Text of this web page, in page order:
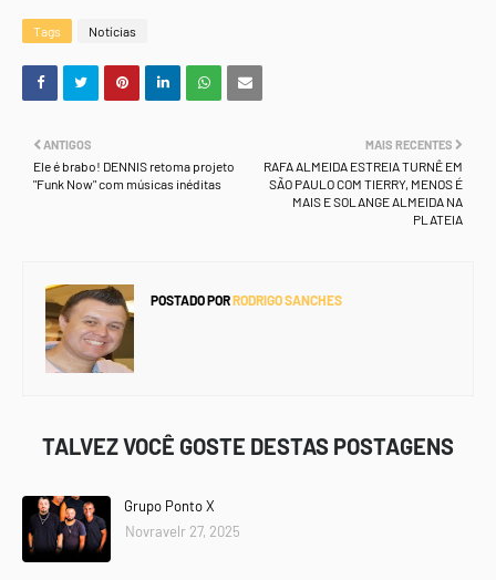
Tags Notícias
MAIS RECENTES
RAFA ALMEIDA ESTREIA TURNÊ EM
SÃO PAULO COM TIERRY, MENOS É
MAIS E SOLANGE ALMEIDA NA
PLATEIA
ANTIGOS
Ele é brabo! DENNIS retoma projeto
"Funk Now" com músicas inéditas
POSTADO PORRODRIGO SANCHES
TALVEZ VOCÊ GOSTE DESTAS POSTAGENS
Grupo Ponto X
Novravelr 27, 2025